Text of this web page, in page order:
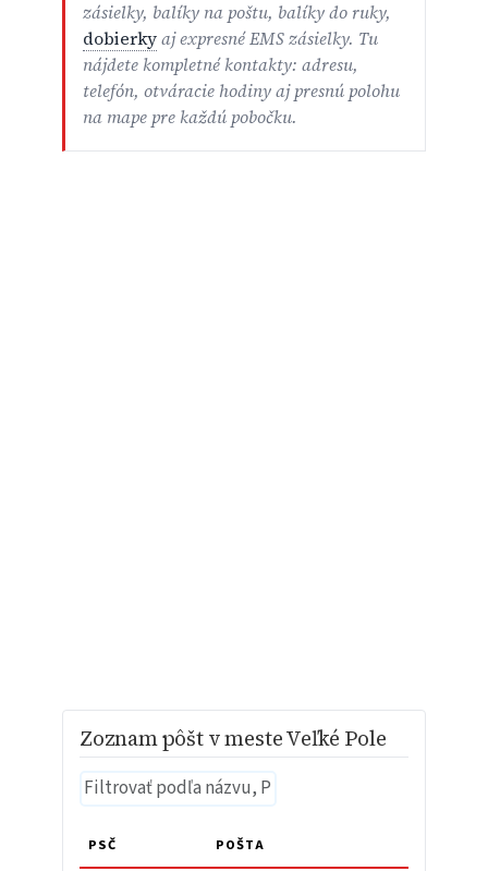
zásielky, balíky na poštu, balíky do ruky,
dobierkyaj expresné EMS zásielky. Tu
nájdete kompletné kontakty: adresu,
telefón, otváracie hodiny aj presnú polohu
na mape pre každú pobočku.
Zoznam pôšt v meste Veľké Pole
PSČ POŠTA